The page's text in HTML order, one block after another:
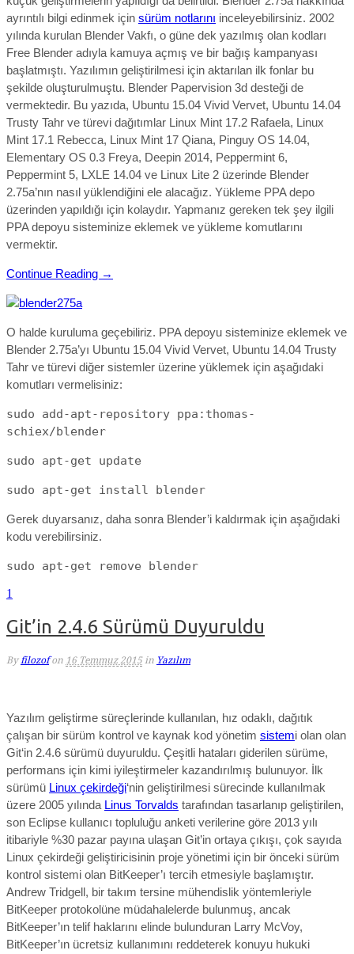
ayrıntılı bilgi edinmek için sürüm notlarını inceleyebilirsiniz. 2002
yılında kurulan Blender Vakfı, o güne dek yazılmış olan kodları
Free Blender adıyla kamuya açmış ve bir bağış kampanyası
başlatmıştı. Yazılımın geliştirilmesi için aktarılan ilk fonlar bu
şekilde oluşturulmuştu. Blender Papervision 3d desteği de
vermektedir. Bu yazıda, Ubuntu 15.04 Vivid Vervet, Ubuntu 14.04
Trusty Tahr ve türevi dağıtımlar Linux Mint 17.2 Rafaela, Linux
Mint 17.1 Rebecca, Linux Mint 17 Qiana, Pinguy OS 14.04,
Elementary OS 0.3 Freya, Deepin 2014, Peppermint 6,
Peppermint 5, LXLE 14.04 ve Linux Lite 2 üzerinde Blender
2.75a’nın nasıl yüklendiğini ele alacağız. Yükleme PPA depo
üzerinden yapıldığı için kolaydır. Yapmanız gereken tek şey ilgili
PPA depoyu sisteminize eklemek ve yükleme komutlarını
vermektir.
Continue Reading →
O halde kuruluma geçebiliriz. PPA depoyu sisteminize eklemek ve
Blender 2.75a’yı Ubuntu 15.04 Vivid Vervet, Ubuntu 14.04 Trusty
Tahr ve türevi diğer sistemler üzerine yüklemek için aşağıdaki
komutları vermelisiniz:
sudo add-apt-repository ppa:thomas-
schiex/blender
sudo apt-get update
sudo apt-get install blender
Gerek duyarsanız, daha sonra Blender’i kaldırmak için aşağıdaki
kodu verebilirsiniz.
sudo apt-get remove blender
1
Git’in 2.4.6 Sürümü Duyuruldu
By filozof on 16 Temmuz 2015 in Yazılım
Yazılım geliştirme süreçlerinde kullanılan, hız odaklı, dağıtık
çalışan bir sürüm kontrol ve kaynak kod yönetim sistemi olan olan
Git‘in 2.4.6 sürümü duyuruldu. Çeşitli hataları giderilen sürüme,
performans için kimi iyileştirmeler kazandırılmış bulunuyor. İlk
sürümü Linux çekirdeği‘nin geliştirilmesi sürecinde kullanılmak
üzere 2005 yılında Linus Torvalds tarafından tasarlanıp geliştirilen,
son Eclipse kullanıcı topluluğu anketi verilerine göre 2013 yılı
itibariyle %30 pazar payına ulaşan Git’in ortaya çıkışı, çok sayıda
Linux çekirdeği geliştiricisinin proje yönetimi için bir önceki sürüm
kontrol sistemi olan BitKeeper’ı tercih etmesiyle başlamıştır.
Andrew Tridgell, bir takım tersine mühendislik yöntemleriyle
BitKeeper protokolüne müdahalelerde bulunmuş, ancak
BitKeeper’ın telif haklarını elinde bulunduran Larry McVoy,
BitKeeper’ın ücretsiz kullanımını reddeterek konuyu hukuki